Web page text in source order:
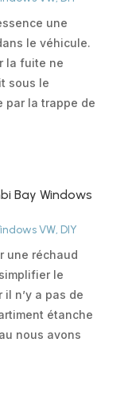
une
le véhicule.
la fuite ne
sous le
par la trappe de
Bay Windows
VW, DIY
une réchaud
le
n’y a pas de
étanche
nous avons